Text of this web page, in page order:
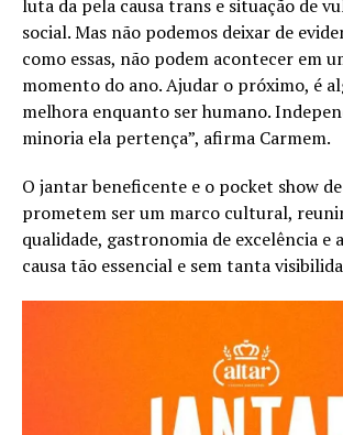
luta da pela causa trans e situação de
social. Mas não podemos deixar de
como essas, não podem acontecer em
momento do ano. Ajudar o próximo, é
melhora enquanto ser humano.
minoria ela pertença”, afirma Carmem.
O jantar beneficente e o pocket show
prometem ser um marco cultural,
qualidade, gastronomia de excelência e
causa tão essencial e sem tanta